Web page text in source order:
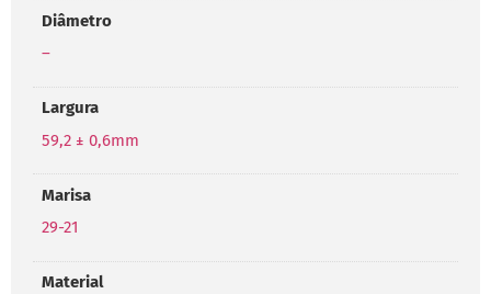
Diâmetro
–
Largura
59,2 ± 0,6mm
Marisa
29-21
Material